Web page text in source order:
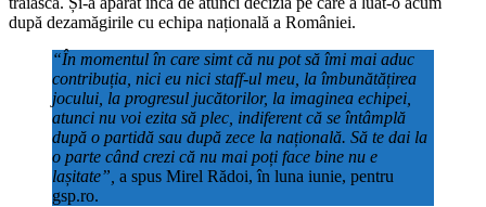
după dezamăgirile cu echipa națională a României.
“În momentul în care simt că nu pot să îmi mai aduc
contribuția, nici eu nici staff-ul meu, la îmbunătățirea
jocului, la progresul jucătorilor, la imaginea echipei,
atunci nu voi ezita să plec, indiferent că se întâmplă
după o partidă sau după zece la națională. Să te dai la
o parte când crezi că nu mai poți face bine nu e
lașitate”, a spus Mirel Rădoi, în luna iunie, pentru
gsp.ro.